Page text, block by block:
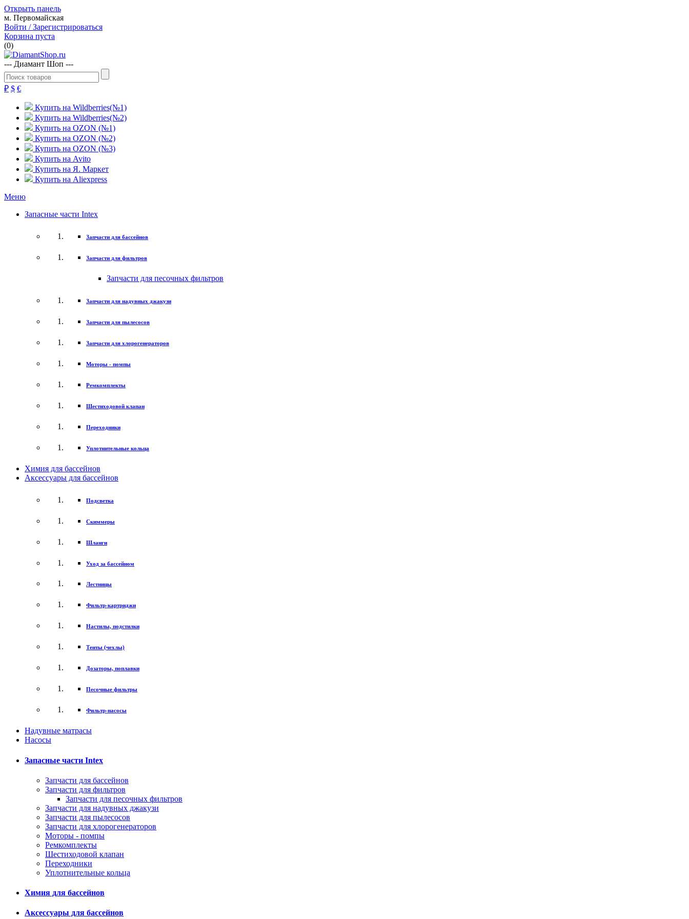
Открыть панель
м. Первомайская
Войти / Зарегистрироваться
Корзина пуста
(0)
--- Диамант Шоп ---
₽ $ €
Купить на Wildberries(№1)
Купить на Wildberries(№2)
Купить на OZON (№1)
Купить на OZON (№2)
Купить на OZON (№3)
Купить на Avito
Купить на Я. Маркет
Купить на Aliexpress
Меню
Запасные части Intex
Запчасти для бассейнов
Запчасти для фильтров
Запчасти для песочных фильтров
Запчасти для надувных джакузи
Запчасти для пылесосов
Запчасти для хлорогенераторов
Моторы - помпы
Ремкомплекты
Шестиходовой клапан
Переходники
Уплотнительные кольца
Химия для бассейнов
Аксессуары для бассейнов
Подсветка
Скиммеры
Шланги
Уход за бассейном
Лестницы
Фильтр-картриджи
Настилы, подстилки
Тенты (чехлы)
Дозаторы, поплавки
Песочные фильтры
Фильтр-насосы
Надувные матрасы
Насосы
Запасные части Intex
Запчасти для бассейнов
Запчасти для фильтров
Запчасти для песочных фильтров
Запчасти для надувных джакузи
Запчасти для пылесосов
Запчасти для хлорогенераторов
Моторы - помпы
Ремкомплекты
Шестиходовой клапан
Переходники
Уплотнительные кольца
Химия для бассейнов
Аксессуары для бассейнов